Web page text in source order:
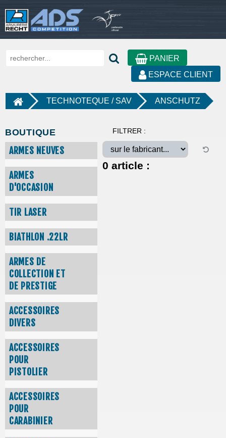
PANIER
ESPACE CLIENT
TECHNOTEQUE / SAV ANSCHUTZ
BOUTIQUE
ARMES NEUVES
ARMES
D'OCCASION
TIR LASER
BIATHLON .22LR
ARMES DE
COLLECTION ET
DE PRESTIGE
ACCESSOIRES
DIVERS
ACCESSOIRES
POUR
PISTOLIER
ACCESSOIRES
POUR
CARABINIER
FILTRER :
0 article :